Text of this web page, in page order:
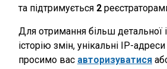
та підтримується 2
Для отримання більш детальної
історію змін, унікальні IP-
просимо вас авторизуватися